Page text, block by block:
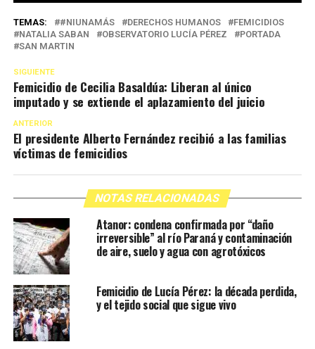
TEMAS: #NIUNAMÁS DERECHOS HUMANOS
FEMICIDIOS
NATALIA SABAN
OBSERVATORIO LUCÍA PÉREZ
PORTADA
SAN MARTIN
SIGUIENTE
Femicidio de Cecilia Basaldúa: Liberan al único
imputado y se extiende el aplazamiento del juicio
ANTERIOR
El presidente Alberto Fernández recibió a las familias
víctimas de femicidios
NOTAS RELACIONADAS
Atanor: condena confirmada por “daño
irreversible” al río Paraná y contaminación
de aire, suelo y agua con agrotóxicos
Femicidio de Lucía Pérez: la década perdida,
y el tejido social que sigue vivo